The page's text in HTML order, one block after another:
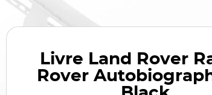
Livre Land Rover
Rover